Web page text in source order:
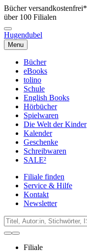
Bücher versandkostenfrei*
über 100 Filialen
Hugendubel
Menu
Bücher
eBooks
tolino
Schule
English Books
Hörbücher
Spielwaren
Die Welt der Kinder
Kalender
Geschenke
Schreibwaren
SALE²
Filiale finden
Service & Hilfe
Kontakt
Newsletter
Filiale